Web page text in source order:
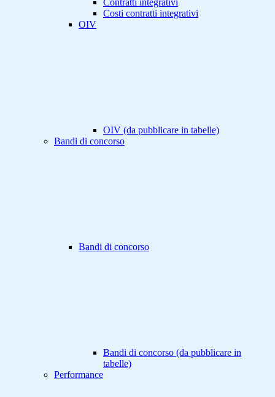
Contratti integrativi
Costi contratti integrativi
OIV
OIV (da pubblicare in tabelle)
Bandi di concorso
Bandi di concorso
Bandi di concorso (da pubblicare in
tabelle)
Performance